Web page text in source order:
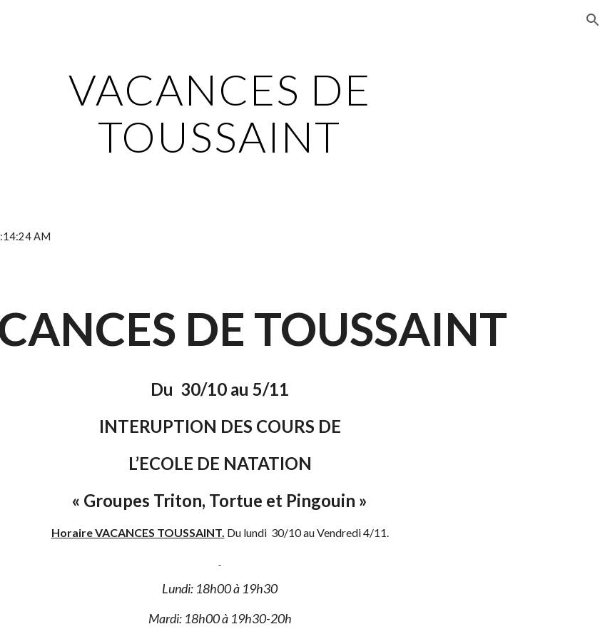
VACANCES DE
TOUSSAINT
AM
DE TOUSSAINT
Du 30/10 au 5/11
INTERUPTION DES COURS DE
L’ECOLE DE NATATION
« Groupes Triton, Tortue et Pingouin »
Horaire VACANCES TOUSSAINT. Du lundi 30/10 au Vendredi 4/11.
Lundi: 18h00 à 19h30
Mardi: 18h00 à 19h30-20h